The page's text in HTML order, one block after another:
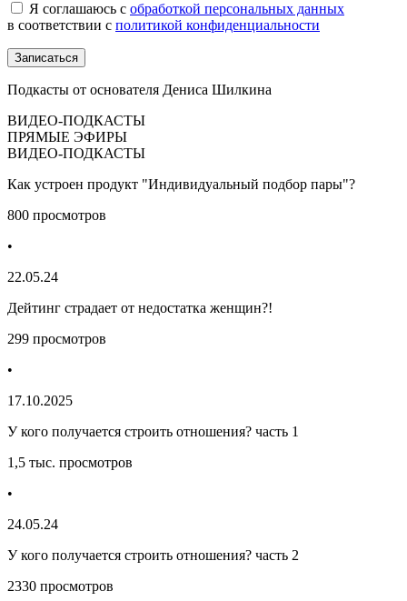
Я соглашаюсь с обработкой персональных данных
в соответствии с политикой конфиденциальности
Записаться
Подкасты от основателя Дениса Шилкина
ВИДЕО-ПОДКАСТЫ
ПРЯМЫЕ ЭФИРЫ
ВИДЕО-ПОДКАСТЫ
Как устроен продукт "Индивидуальный подбор пары"?
800 просмотров
•
22.05.24
Дейтинг страдает от недостатка женщин?!
299 просмотров
•
17.10.2025
У кого получается строить отношения? часть 1
1,5 тыс. просмотров
•
24.05.24
У кого получается строить отношения? часть 2
2330 просмотров